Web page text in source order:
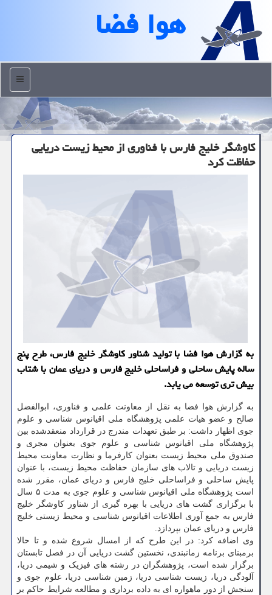
هوا فضا
منو
کاوشگر خلیج فارس با فناوری از محیط زیست دریایی
حفاظت کرد
به گزارش هوا فضا با تولید شناور کاوشگر خلیج فارس، طرح پنج
ساله پایش ساحلی و فراساحلی خلیج فارس و دریای عمان با شتاب
بیش تری توسعه می یابد.
به گزارش هوا فضا به نقل از معاونت علمی و فناوری، ابوالفضل
صالح و عضو هیات علمی پژوهشگاه ملی اقیانوس شناسی و علوم
جوی اظهار داشت: بر طبق تعهدات مندرج در قرارداد منعقدشده بین
پژوهشگاه ملی اقیانوس شناسی و علوم جوی بعنوان مجری و
صندوق ملی محیط زیست بعنوان کارفرما و نظارت معاونت محیط
زیست دریایی و تالاب های سازمان حفاظت محیط زیست، با عنوان
پایش ساحلی و فراساحلی خلیج فارس و دریای عمان، مقرر شده
است پژوهشگاه ملی اقیانوس شناسی و علوم جوی به مدت ۵ سال
با برگزاری گشت های دریایی با بهره گیری از شناور کاوشگر خلیج
فارس به جمع آوری اطلاعات اقیانوس شناسی و محیط زیستی خلیج
فارس و دریای عمان بپردازد.
وی اضافه کرد: در این طرح که از امسال شروع شده و تا حالا
برمبنای برنامه زمانبندی، نخستین گشت دریایی آن در فصل تابستان
برگزار شده است، پژوهشگران در رشته های فیزیک و شیمی دریا،
آلودگی دریا، زیست شناسی دریا، زمین شناسی دریا، علوم جوی و
سنجش از دور ماهواره ای به داده برداری و مطالعه شرایط حاکم بر